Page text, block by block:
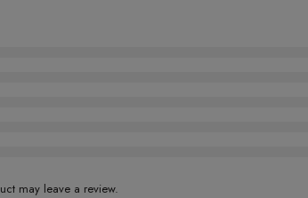
may leave a review.